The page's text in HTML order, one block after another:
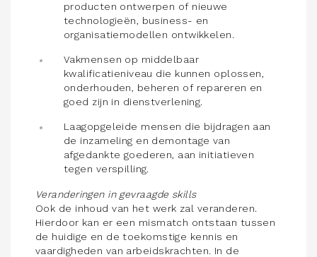
producten ontwerpen of nieuwe
technologieën, business- en
organisatiemodellen ontwikkelen.
Vakmensen op middelbaar
kwalificatieniveau die kunnen oplossen,
onderhouden, beheren of repareren en
goed zijn in dienstverlening.
Laagopgeleide mensen die bijdragen aan
de inzameling en demontage van
afgedankte goederen, aan initiatieven
tegen verspilling.
Veranderingen in gevraagde skills
Ook de inhoud van het werk zal veranderen.
Hierdoor kan er een mismatch ontstaan tussen
de huidige en de toekomstige kennis en
vaardigheden van arbeidskrachten. In de